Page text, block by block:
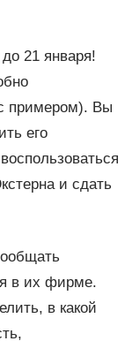
21 января!
примером). Вы
его
и сдать
в их фирме.
в какой